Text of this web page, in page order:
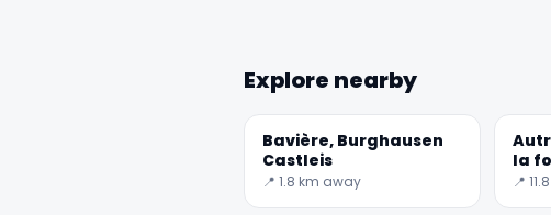
Explore nearby
Bavière, Burghausen
Castleis
📍 1.8 km away
la
📍